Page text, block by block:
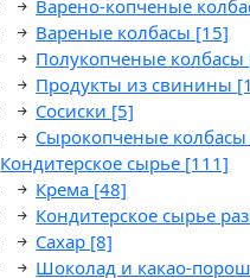
Варено-копченые
Вареные колбасы [15]
Полукопченые колбасы
Продукты из свинины
Сосиски [5]
Сырокопченые колбасы
Кондитерское сырье [111]
Крема [48]
Кондитерское сырье
Сахар [8]
Шоколад и какао-